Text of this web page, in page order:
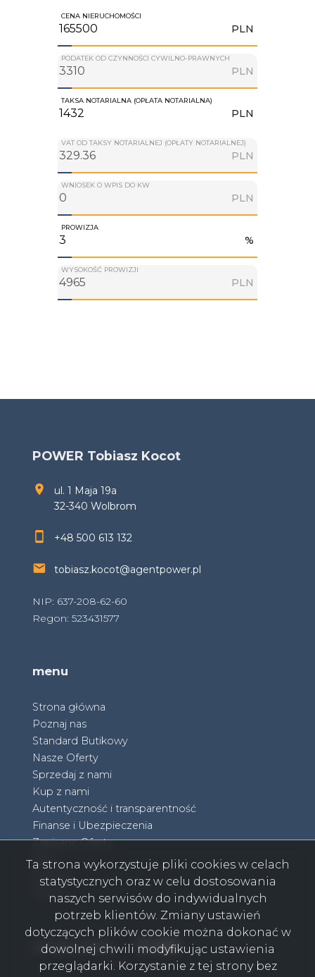
CENA NIERUCHOMOŚCI
PLN
PODATEK OD CZYNNOŚCI CYWILNO-PRAWNYCH
PLN
TAKSA NOTARIALNA (OPŁATA NOTARIALNA)
PLN
VAT OD TAKSY NOTARIALNEJ (OPŁATY NOTARIALNEJ)
PLN
WNIOSEK O WPIS DO KW
PLN
PROWIZJA
%
WYSOKOŚĆ PROWIZJI
PLN
POWER Tobiasz Kocot
ul. 1 Maja 19a
32-340 Wolbrom
+48 500 613 132
tobiasz.kocot@agentpower.pl
NIP: 637-208-62-60
Regon: 523431577
menu
Strona główna
Poznaj nas
Standard Butikowy
Nasze Oferty
Sprzedaj z nami
Kup z nami
Autentyczność i transparentność
Finanse i Ubezpieczenia
Zapisane Oferty
Blog
Kontakt
RODO
social media Facebook
Facebook
Facebook
Facebook
Ta strona wykorzystuje pliki cookies w celach
statystycznych oraz w celu dostosowania
naszych serwisów do indywidualnych
potrzeb klientów. Zmiany ustawień
dotyczących plików cookie można dokonać w
dowolnej chwili modyfikując ustawienia
przeglądarki. Korzystanie z tej strony bez